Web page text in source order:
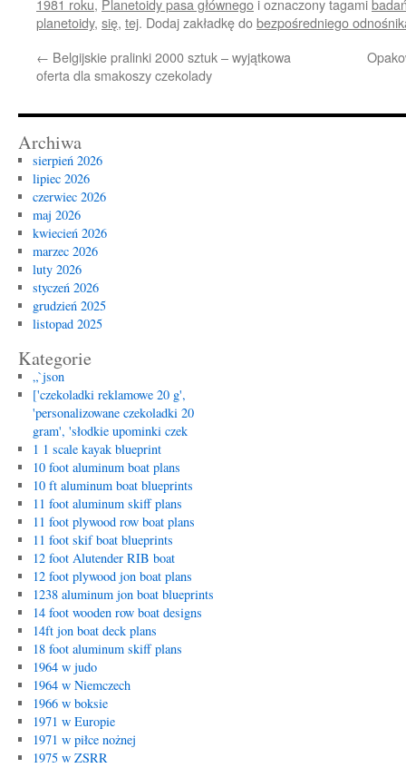
1981 roku, Planetoidy pasa głównego i oznaczony tagami
planetoidy, się, tej. Dodaj zakładkę dobezpośredniego
← Belgijskie pralinki 2000 sztuk – wyjątkowa
oferta dla smakoszy czekolady
Archiwa
sierpień 2026
lipiec 2026
czerwiec 2026
maj 2026
kwiecień 2026
marzec 2026
luty 2026
styczeń 2026
grudzień 2025
listopad 2025
Kategorie
„`json
['czekoladki reklamowe 20 g',
'personalizowane czekoladki 20
gram', 'słodkie upominki czek
1 1 scale kayak blueprint
10 foot aluminum boat plans
10 ft aluminum boat blueprints
11 foot aluminum skiff plans
11 foot plywood row boat plans
11 foot skif boat blueprints
12 foot Alutender RIB boat
12 foot plywood jon boat plans
1238 aluminum jon boat blueprints
14 foot wooden row boat designs
14ft jon boat deck plans
18 foot aluminum skiff plans
1964 w judo
1964 w Niemczech
1966 w boksie
1971 w Europie
1971 w piłce nożnej
1975 w ZSRR